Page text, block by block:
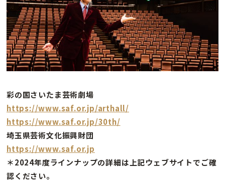
彩の国さいたま芸術劇場
https://www.saf.or.jp/arthall/
https://www.saf.or.jp/30th/
埼玉県芸術文化振興財団
https://www.saf.or.jp
＊2024年度ラインナップの詳細は上記ウェブサイトでご確
認ください。